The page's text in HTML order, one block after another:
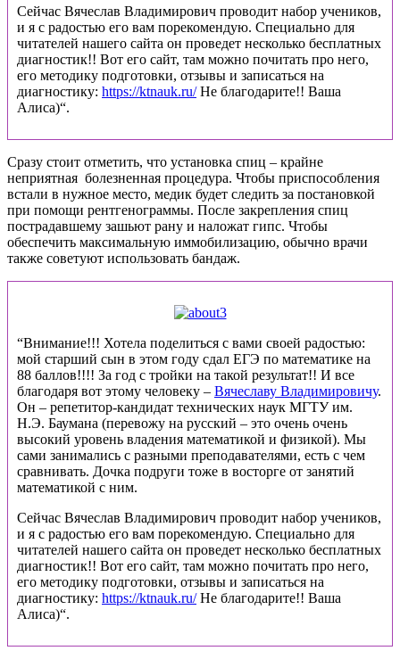
Сейчас Вячеслав Владимирович проводит набор учеников,
и я с радостью его вам порекомендую. Специально для
читателей нашего сайта он проведет несколько бесплатных
диагностик!! Вот его сайт, там можно почитать про него,
его методику подготовки, отзывы и записаться на
диагностику: https://ktnauk.ru/Не благодарите!! Ваша
Алиса)“.
Сразу стоит отметить, что установка спиц – крайне
неприятная болезненная процедура. Чтобы приспособления
встали в нужное место, медик будет следить за постановкой
при помощи рентгенограммы. После закрепления спиц
пострадавшему зашьют рану и наложат гипс. Чтобы
обеспечить максимальную иммобилизацию, обычно врачи
также советуют использовать бандаж.
“Внимание!!! Хотела поделиться с вами своей радостью:
мой старший сын в этом году сдал ЕГЭ по математике на
88 баллов!!!! За год с тройки на такой результат!! И все
благодаря вот этому человеку – Вячеславу Владимировичу.
Он – репетитор-кандидат технических наук МГТУ им.
Н.Э. Баумана (перевожу на русский – это очень очень
высокий уровень владения математикой и физикой). Мы
сами занимались с разными преподавателями, есть с чем
сравнивать. Дочка подруги тоже в восторге от занятий
математикой с ним.
Сейчас Вячеслав Владимирович проводит набор учеников,
и я с радостью его вам порекомендую. Специально для
читателей нашего сайта он проведет несколько бесплатных
диагностик!! Вот его сайт, там можно почитать про него,
его методику подготовки, отзывы и записаться на
диагностику: https://ktnauk.ru/Не благодарите!! Ваша
Алиса)“.